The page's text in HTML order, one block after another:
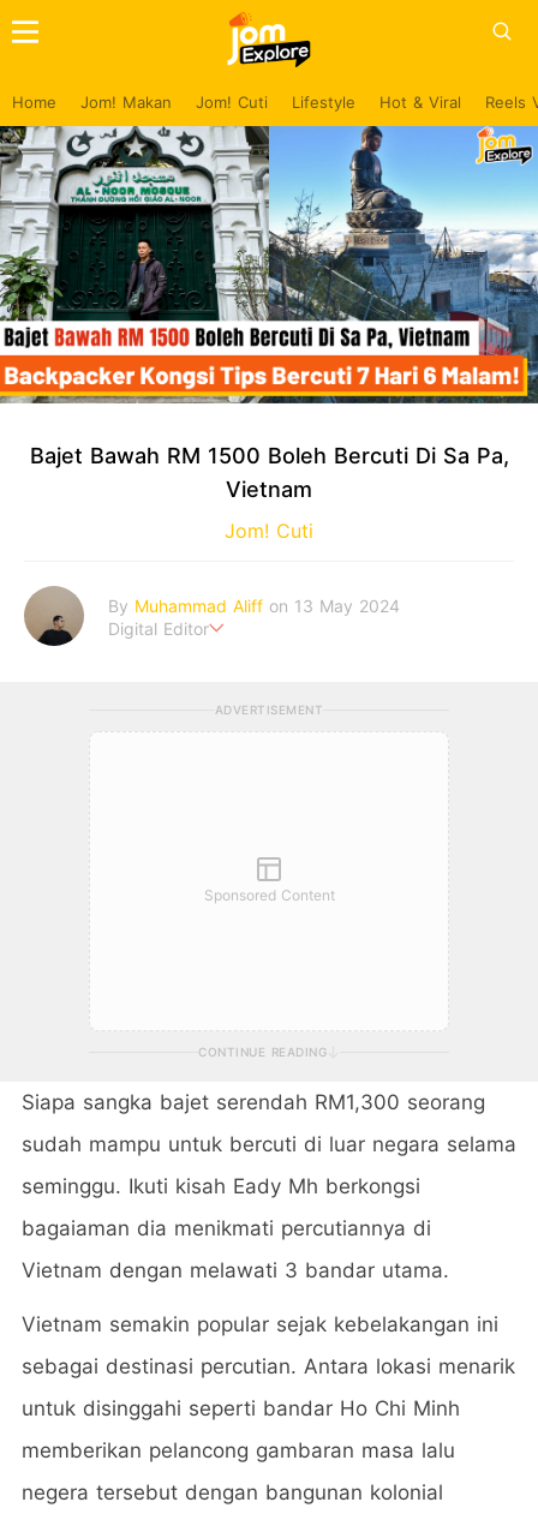
Home Jom! Makan Jom! Cuti Lifestyle Hot & Viral Reels
Bajet Bawah RM 1500 Boleh Bercuti Di Sa Pa,
Vietnam
Jom! Cuti
By Muhammad Aliff on 13 May 2024
Digital Editor
ADVERTISEMENT
Sponsored Content
CONTINUE READING
Siapa sangka bajet serendah RM1,300 seorang
sudah mampu untuk bercuti di luar negara selama
seminggu. Ikuti kisah Eady Mh berkongsi
bagaiaman dia menikmati percutiannya di
Vietnam dengan melawati 3 bandar utama.
Vietnam semakin popular sejak kebelakangan ini
sebagai destinasi percutian. Antara lokasi menarik
untuk disinggahi seperti bandar Ho Chi Minh
memberikan pelancong gambaran masa lalu
negera tersebut dengan bangunan kolonial